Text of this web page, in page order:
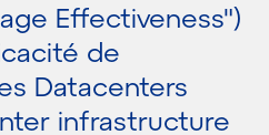
Effectiveness")
de
Datacenters
infrastructure